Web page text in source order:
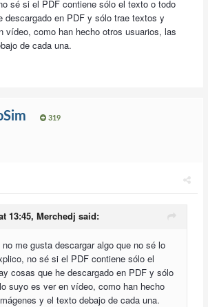
sé si el PDF contiene sólo el texto o todo
descargado en PDF y sólo trae textos y
vídeo, como han hecho otros usuarios, las
de cada una.
319
13:45, Merchedj said:
me gusta descargar algo que no sé lo
no sé si el PDF contiene sólo el
cosas que he descargado en PDF y sólo
suyo es ver en vídeo, como han hecho
y el texto debajo de cada una.